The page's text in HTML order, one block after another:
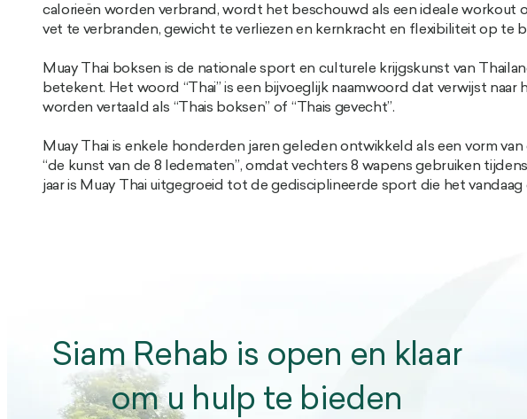
calorieën worden verbrand, wordt het beschouwd als een ideale workout
vet te verbranden, gewicht te verliezen en kernkracht en flexibiliteit op te
Muay Thai boksen is de nationale sport en culturele krijgskunst van
betekent. Het woord “Thai” is een bijvoeglijk naamwoord dat verwijst
worden vertaald als “Thais boksen” of “Thais gevecht”.
Muay Thai is enkele honderden jaren geleden ontwikkeld als een vorm
“de kunst van de 8 ledematen”, omdat vechters 8 wapens gebruiken
jaar is Muay Thai uitgegroeid tot de gedisciplineerde sport die het vandaag
Siam Rehab is open en klaar
om u hulp te bieden